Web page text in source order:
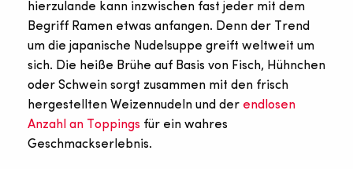
hierzulande kann inzwischen fast jeder mit dem
Begriff Ramen etwas anfangen. Denn der Trend
um die japanische Nudelsuppe greift weltweit um
sich. Die heiße Brühe auf Basis von Fisch, Hühnchen
oder Schwein sorgt zusammen mit den frisch
hergestellten Weizennudeln und der endlosen
Anzahl an Toppings für ein wahres
Geschmackserlebnis.